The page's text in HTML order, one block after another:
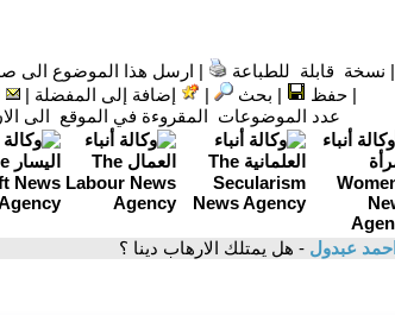
| نسخة قابلة للطباعة | ارسل هذا الموضوع الى
|حفظ | بحث | إضافة إلى المفضلة |
عدد الموضوعات المقروءة في الموقع الى
احمد عبدول - هل يمتلك الارهاب دينا ؟